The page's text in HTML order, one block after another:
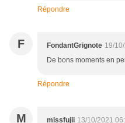
Répondre
F FondantGrignote 19/
De bons moments en
Répondre
M missfujii 13/10/2021